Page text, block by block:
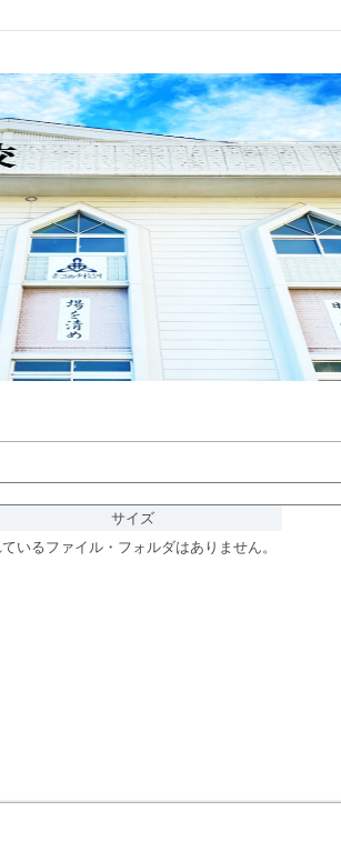
サイズ
いるファイル・フォルダはありません。